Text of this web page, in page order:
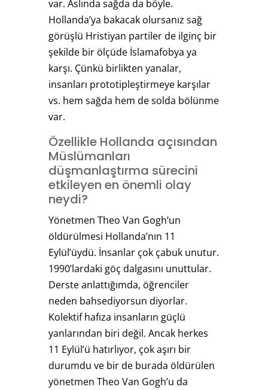
var. Aslında sağda da böyle.
Hollanda’ya bakacak olursanız sağ
görüşlü Hristiyan partiler de ilginç bir
şekilde bir ölçüde İslamafobya ya
karşı. Çünkü birlikten yanalar,
insanları prototipleştirmeye karşılar
vs. hem sağda hem de solda bölünme
var.
Özellikle Hollanda açısından
Müslümanları
düşmanlaştırma sürecini
etkileyen en önemli olay
neydi?
Yönetmen Theo Van Gogh’un
öldürülmesi Hollanda’nın 11
Eylül’üydü. İnsanlar çok çabuk unutur.
1990’lardaki göç dalgasını unuttular.
Derste anlattığımda, öğrenciler
neden bahsediyorsun diyorlar.
Kolektif hafıza insanların güçlü
yanlarından biri değil. Ancak herkes
11 Eylül’ü hatırlıyor, çok aşırı bir
durumdu ve bir de burada öldürülen
yönetmen Theo Van Gogh’u da